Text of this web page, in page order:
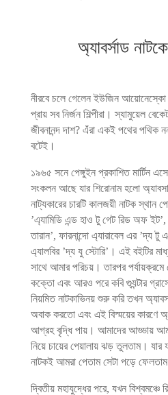
অ্যাবর্সাড
নীরবে চলে গেলেন ইউজিন
প্রায় সব নির্জন শিল্পীরা। স্যামুয়েল
জীবনানন্দ দাশ? এঁরা একই পথের পথিক
বটেই।
১৯৬৫ সনে পেঙ্গুইন প্রকাশিত মার্টিন
সংকলন আছে যার শিরোনাম হলো
নাট্যকারের চারটি কালজয়ী নাটক
’এ্যামিডি এন্ড হাও টু গেট রিড অফ
তারান’, ফারনান্দো এ্যারাবেল এর ’দ্য টু
এ্যালবির ’দ্য যু স্টোরি’। এই বইটির
সাথে আমার পরিচয়। তারপর
কক্তো এবং আরও পরে কবি গ্যুন্টার
নিয়মিত নাটকাভিনয় শুরু করি তখন
অবাক করতো এবং এই বিস্ময়ের কারণে
আগ্রহ বৃদ্ধি পায়। আমাদের আড্ডায়
নিয়ে চায়ের পেয়ালায় ঝড় তুলতাম। যার
নাটকই আমরা পেতাম সেটা পড়ে
দ্বিতীয় মহাযুদ্ধের পরে, যখন বিশ্বমঞ্চে